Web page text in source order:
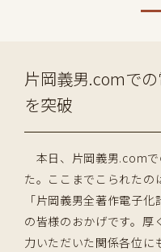
片岡義男.comで
を突破
本日、片岡義男.comで
た。ここまでこられたの
「片岡義男全著作電子
の皆様のおかげです。厚
力いただいた関係各位に